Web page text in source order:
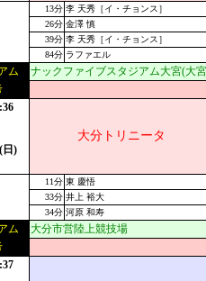
13分 李 天秀［イ・チョンス］
26分 金澤 慎
39分 李 天秀［イ・チョンス］
84分 ラファエル
ム
ナックファイブスタジアム大宮(大
日)
大分トリニータ
11分 東 慶悟
33分 井上 裕大
34分 河原 和寿
ム
大分市営陸上競技場